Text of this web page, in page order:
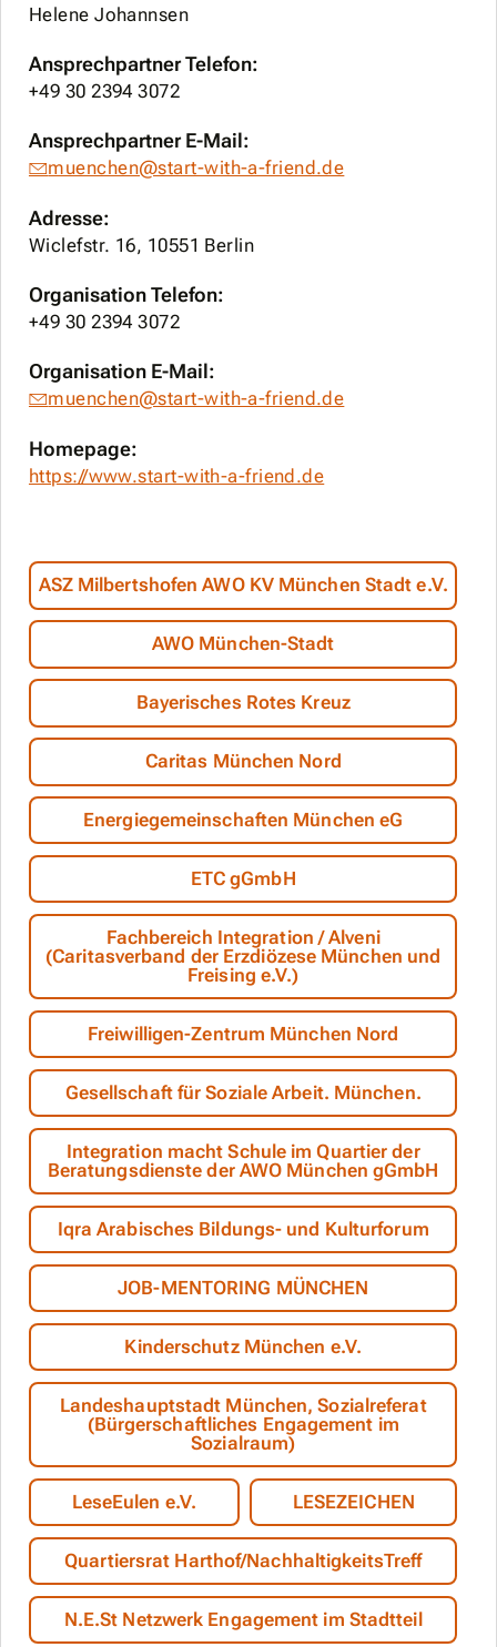
Helene Johannsen
Ansprechpartner Telefon:
+49 30 2394 3072
Ansprechpartner E-Mail:
muenchen@start-with-a-friend.de
Adresse:
Wiclefstr. 16, 10551 Berlin
Organisation Telefon:
+49 30 2394 3072
Organisation E-Mail:
muenchen@start-with-a-friend.de
Homepage:
https://www.start-with-a-friend.de
ASZ Milbertshofen AWO KV München Stadt e.V.
AWO München-Stadt
Bayerisches Rotes Kreuz
Caritas München Nord
Energiegemeinschaften München eG
ETC gGmbH
Fachbereich Integration / Alveni
(Caritasverband der Erzdiözese München und
Freising e.V.)
Freiwilligen-Zentrum München Nord
Gesellschaft für Soziale Arbeit. München.
Integration macht Schule im Quartier der
Beratungsdienste der AWO München gGmbH
Iqra Arabisches Bildungs- und Kulturforum
JOB-MENTORING MÜNCHEN
Kinderschutz München e.V.
Landeshauptstadt München, Sozialreferat
(Bürgerschaftliches Engagement im
Sozialraum)
LeseEulen e.V. LESEZEICHEN
Quartiersrat Harthof/NachhaltigkeitsTreff
N.E.St Netzwerk Engagement im Stadtteil